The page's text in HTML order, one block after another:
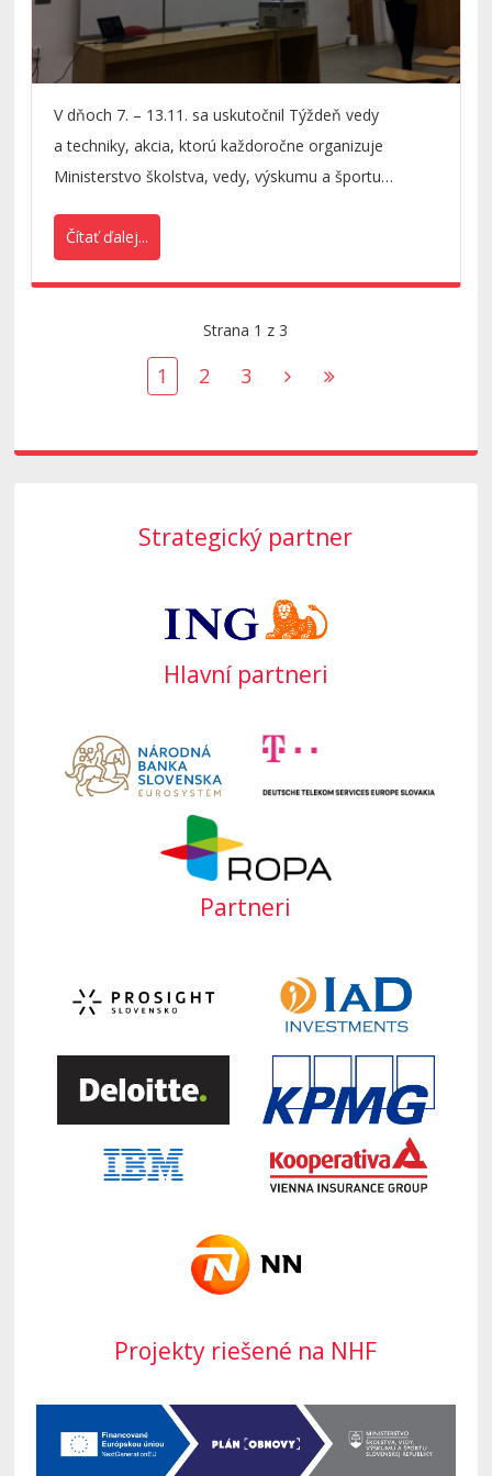
V dňoch 7. – 13.11. sa uskutočnil Týždeň vedy
a techniky, akcia, ktorú každoročne organizuje
Ministerstvo školstva, vedy, výskumu a športu
vedecko-technických informácií SR a Národným
zaujímavého projektu zapojila už po piaty krát.
Čítať ďalej...
Strana 1 z 3
1 2 3
Strategický partner
Hlavní partneri
Partneri
Projekty riešené na NHF